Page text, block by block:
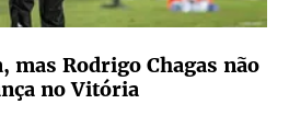
mas Rodrigo Chagas não
no Vitória